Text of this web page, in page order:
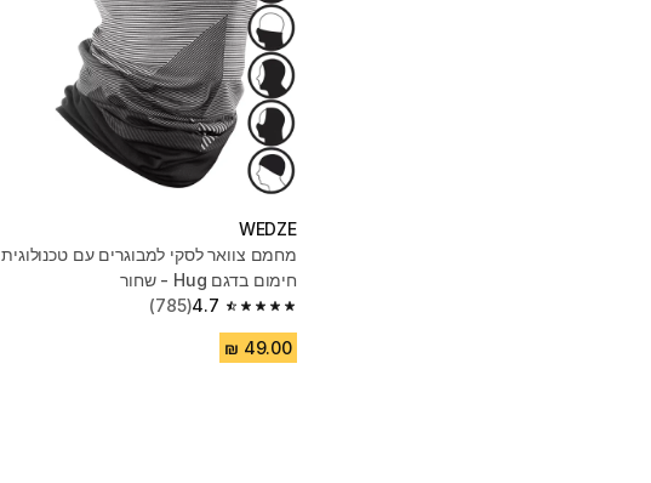
WEDZE
מחמם צוואר לסקי למבוגרים עם טכנולוגית
חימום בדגם Hug - שחור
4.7
4.7 out of 5 stars from 785 reviews
(785)